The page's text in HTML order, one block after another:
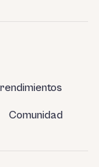
Comunidad